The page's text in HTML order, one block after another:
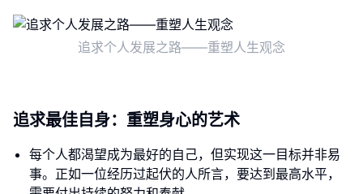
追求个人发展之路——重塑人生观念
追求最佳自身：重塑身心的艺术
每个人都渴望成为最好的自己，但实现这一目标并非易
事。正如一位经历过起伏的人所言，要达到最高水平，